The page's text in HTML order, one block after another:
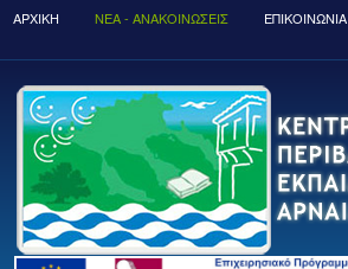
ΑΡΧΙΚΉ ΝΈΑ - ΑΝΑΚΟΙΝΏΣΕΙΣ ΕΠΙΚΟΙΝΩΝΙΑ